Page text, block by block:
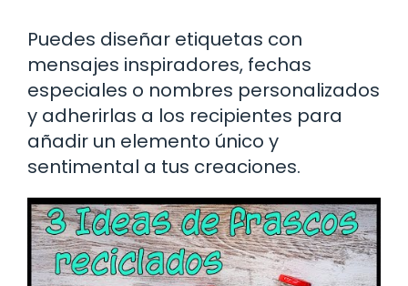
Puedes diseñar etiquetas con
mensajes inspiradores, fechas
especiales o nombres personalizados
y adherirlas a los recipientes para
añadir un elemento único y
sentimental a tus creaciones.